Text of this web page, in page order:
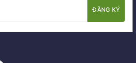
ĐĂNG KÝ